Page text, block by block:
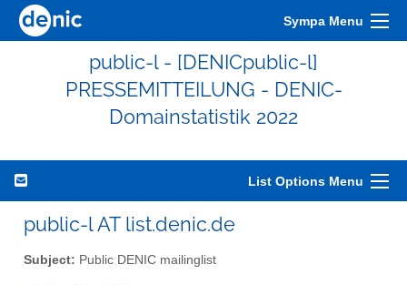
Sympa Menu
public-l - [DENICpublic-l]
PRESSEMITTEILUNG - DENIC-
Domainstatistik 2022
List Options Menu
public-l AT list.denic.de
Subject: Public DENIC mailinglist